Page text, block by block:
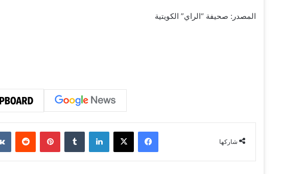
المصدر: صحيفة “الراي” الكويتية
شاركها
فيسبوك ‫X لينكدإن ‏Tumblr بينتيريست ‏Reddit